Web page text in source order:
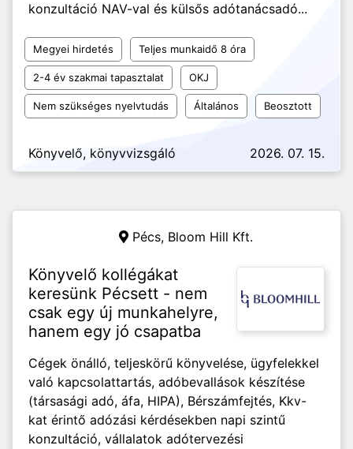
konzultáció NAV-val és külsős adótanácsadó...
Megyei hirdetés Teljes munkaidő 8 óra
2-4 év szakmai tapasztalat OKJ
Nem szükséges nyelvtudás Általános Beosztott
Könyvelő, könyvvizsgáló 2026. 07. 15.
Pécs, Bloom Hill Kft.
Könyvelő kollégákat
keresünk Pécsett - nem
csak egy új munkahelyre,
hanem egy jó csapatba
Cégek önálló, teljeskörű könyvelése, ügyfelekkel
való kapcsolattartás, adóbevallások készítése
(társasági adó, áfa, HIPA), Bérszámfejtés, Kkv-
kat érintő adózási kérdésekben napi szintű
konzultáció, vállalatok adótervezési